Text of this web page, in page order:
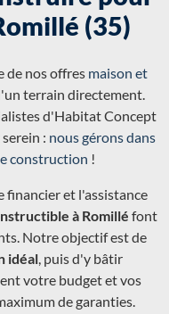
(35)
de nos offres maison et
terrain directement.
d'Habitat Concept
: nous gérons dans
construction !
financier et l'assistance
à Romillé font
Notre objectif est de
idéal, puis d'y bâtir
votre budget et vos
de garanties.